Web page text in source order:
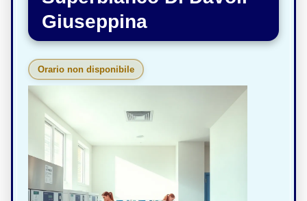
Giuseppina
Orario non disponibile